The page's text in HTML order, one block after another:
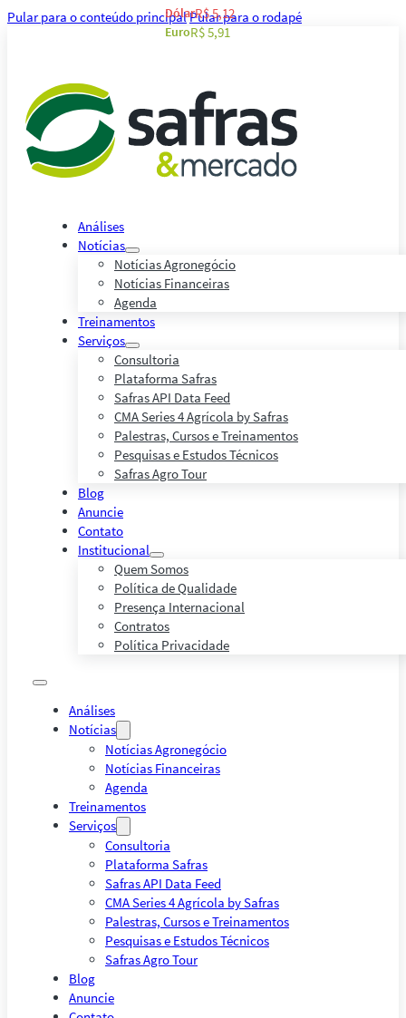
Pular para o conteúdo principalPular para o rodapé
Análises
Notícias
Notícias Agronegócio
Notícias Financeiras
Agenda
Treinamentos
Serviços
Consultoria
Plataforma Safras
Safras API Data Feed
CMA Series 4 Agrícola by Safras
Palestras, Cursos e Treinamentos
Pesquisas e Estudos Técnicos
Safras Agro Tour
Blog
Anuncie
Contato
Institucional
Quem Somos
Política de Qualidade
Presença Internacional
Contratos
Política Privacidade
Análises
Notícias
Notícias Agronegócio
Notícias Financeiras
Agenda
Treinamentos
Serviços
Consultoria
Plataforma Safras
Safras API Data Feed
CMA Series 4 Agrícola by Safras
Palestras, Cursos e Treinamentos
Pesquisas e Estudos Técnicos
Safras Agro Tour
Blog
Anuncie
DólarR$ 5,12
EuroR$ 5,91